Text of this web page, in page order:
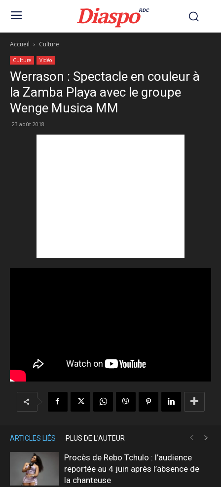
DiaspoRDC
Accueil Culture
Culture Vidéo
Werrason : Spectacle en couleur à
la Zamba Playa avec le groupe
Wenge Musica MM
23 août 2018
ARTICLES LIÉS PLUS DE L'AUTEUR
Procès de Rebo Tchulo : l’audience
reportée au 4 juin après l’absence de
la chanteuse